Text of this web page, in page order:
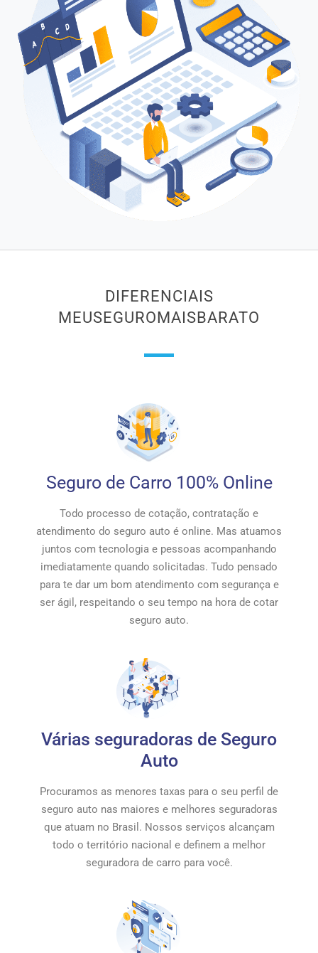
DIFERENCIAIS
MEUSEGUROMAISBARATO
Seguro de Carro 100% Online
Todo processo de cotação, contratação e
atendimento do seguro auto é online. Mas atuamos
juntos com tecnologia e pessoas acompanhando
imediatamente quando solicitadas. Tudo pensado
para te dar um bom atendimento com segurança e
ser ágil, respeitando o seu tempo na hora de cotar
seguro auto.
Várias seguradoras de Seguro
Auto
Procuramos as menores taxas para o seu perfil de
seguro auto nas maiores e melhores seguradoras
que atuam no Brasil. Nossos serviços alcançam
todo o território nacional e definem a melhor
seguradora de carro para você.